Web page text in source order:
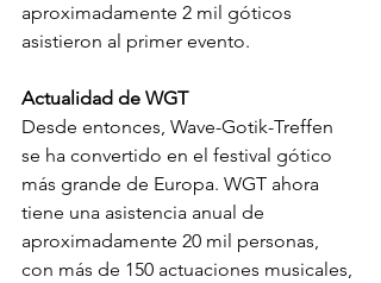
aproximadamente 2 mil góticos
asistieron al primer evento.
Actualidad de WGT
Desde entonces, Wave-Gotik-Treffen
se ha convertido en el festival gótico
más grande de Europa. WGT ahora
tiene una asistencia anual de
aproximadamente 20 mil personas,
con más de 150 actuaciones musicales,